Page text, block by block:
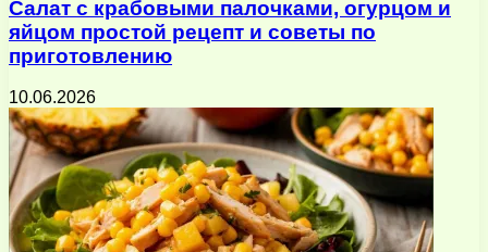
Салат с крабовыми палочками, огурцом и
яйцом простой рецепт и советы по
приготовлению
10.06.2026